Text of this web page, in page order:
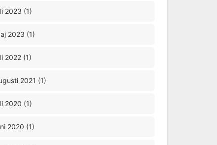
2023 (1)
2023 (1)
2022 (1)
2021 (1)
2020 (1)
2020 (1)